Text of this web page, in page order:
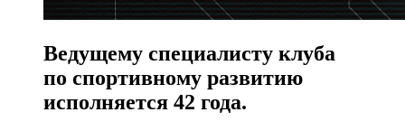
Ведущему специалисту клуба
по спортивному развитию
исполняется 42 года.